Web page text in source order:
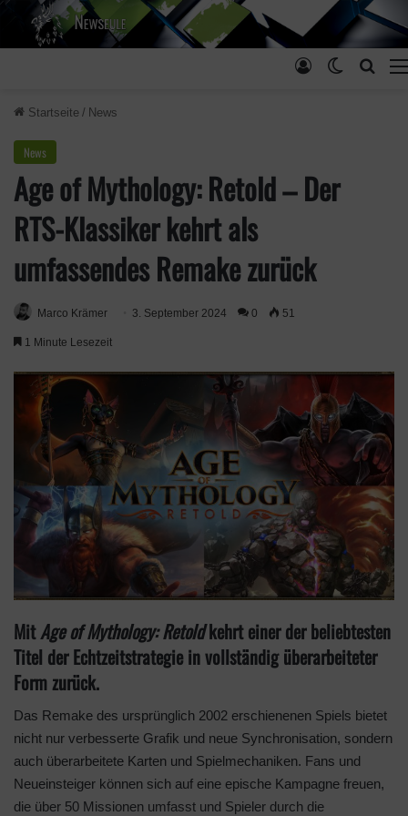
Skin
Anmelden
Startseite / News
News
Age of Mythology: Retold – Der
RTS-Klassiker kehrt als
umfassendes Remake zurück
Marco Krämer 3. September 2024 0 51
1 Minute Lesezeit
MitAge of Mythology: Retoldkehrt einer der beliebtesten
Titel der Echtzeitstrategie in vollständig überarbeiteter
Form zurück.
Das Remake des ursprünglich 2002 erschienenen Spiels bietet
nicht nur verbesserte Grafik und neue Synchronisation, sondern
auch überarbeitete Karten und Spielmechaniken. Fans und
Neueinsteiger können sich auf eine epische Kampagne freuen,
die über 50 Missionen umfasst und Spieler durch die